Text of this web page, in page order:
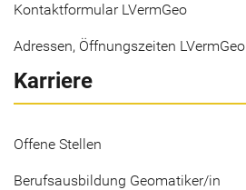
Kontaktformular LVermGeo
Adressen, Öffnungszeiten LVermGeo
Karriere
Offene Stellen
Berufsausbildung Geomatiker/in